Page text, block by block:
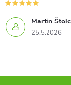
v
k
v
Martin Štolc
25.5.2026